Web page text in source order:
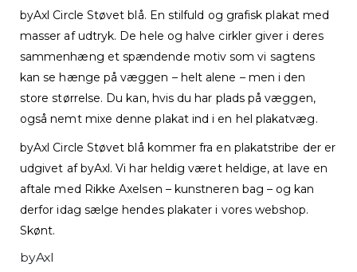
byAxl Circle Støvet blå. En stilfuld og grafisk plakat med
masser af udtryk. De hele og halve cirkler giver i deres
sammenhæng et spændende motiv som vi sagtens
kan se hænge på væggen – helt alene – men i den
store størrelse. Du kan, hvis du har plads på væggen,
også nemt mixe denne plakat ind i en hel plakatvæg.
byAxl Circle Støvet blå kommer fra en plakatstribe der er
udgivet af byAxl. Vi har heldig været heldige, at lave en
aftale med Rikke Axelsen – kunstneren bag – og kan
derfor idag sælge hendes plakater i vores webshop.
Skønt.
byAxl